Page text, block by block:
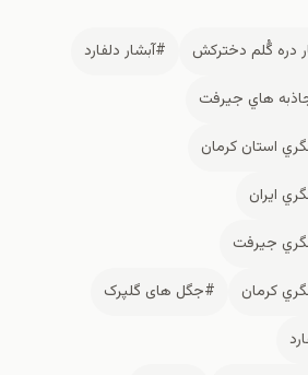
دره گُلم دخترکش
#آبشار دلفارد
هاي جيرفت
استان كرمان
ايران
جيرفت
كرمان
#جگل های گلپرک